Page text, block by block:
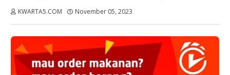
KWARTA5.COM November 05, 2023